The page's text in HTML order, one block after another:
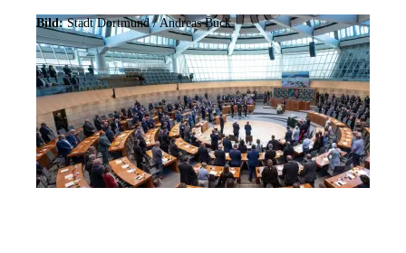
Bild:Stadt Dortmund /Andreas Buck